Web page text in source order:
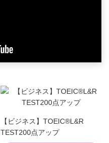
【ビジネス】TOEIC®L&R
TEST200点アップ